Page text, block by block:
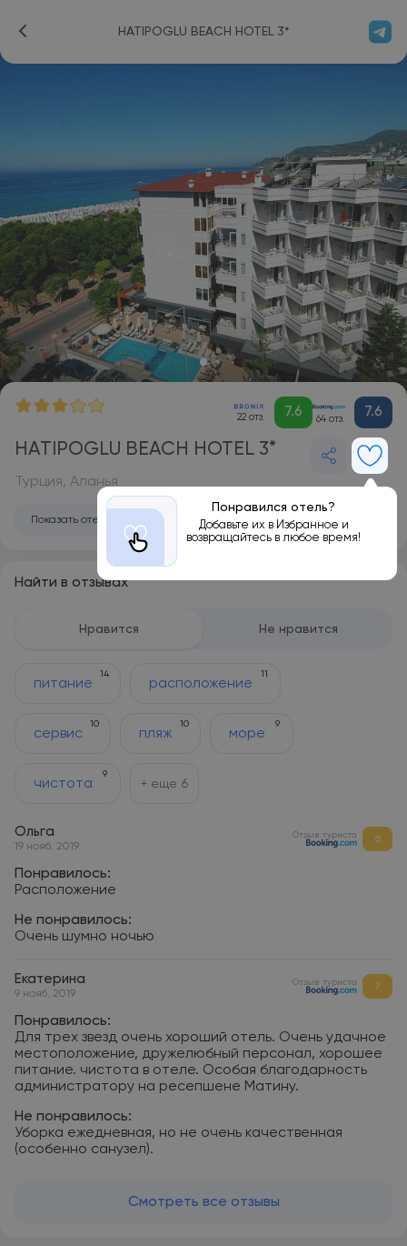
HATIPOGLU BEACH HOTEL 3*
22 отз. 7.6 64 отз. 7.6
HATIPOGLU BEACH HOTEL 3*
Понравился отель?
Добавьте их в Избранное и
возвращайтесь в любое время!
Турция, Аланья
Показать отель на карте
Найти в отзывах
Нравится Не нравится
питание
14
расположение
11
сервис
10
пляж
10
море
9
чистота
9
+ еще 6
Ольга
19 нояб. 2019
Отзыв туриста 6
Понравилось:
Расположение
Не понравилось:
Очень шумно ночью
Екатерина
9 нояб. 2019
Отзыв туриста 7
Понравилось:
Для трех звезд очень хороший отель. Очень удачное
местоположение, дружелюбный персонал, хорошее
питание. чистота в отеле. Особая благодарность
администратору на ресепшене Матину.
Не понравилось:
Уборка ежедневная, но не очень качественная
(особенно санузел).
Смотреть все отзывы